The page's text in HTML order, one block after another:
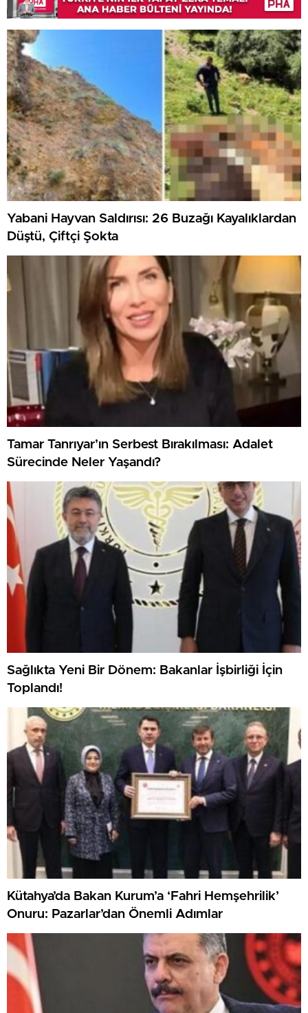
Yabani Hayvan Saldırısı: 26 Buzağı Kayalıklardan
Düştü, Çiftçi Şokta
Tamar Tanrıyar’ın Serbest Bırakılması: Adalet
Sürecinde Neler Yaşandı?
Sağlıkta Yeni Bir Dönem: Bakanlar İşbirliği İçin
Toplandı!
Kütahya’da Bakan Kurum’a ‘Fahri Hemşehrilik’
Onuru: Pazarlar’dan Önemli Adımlar